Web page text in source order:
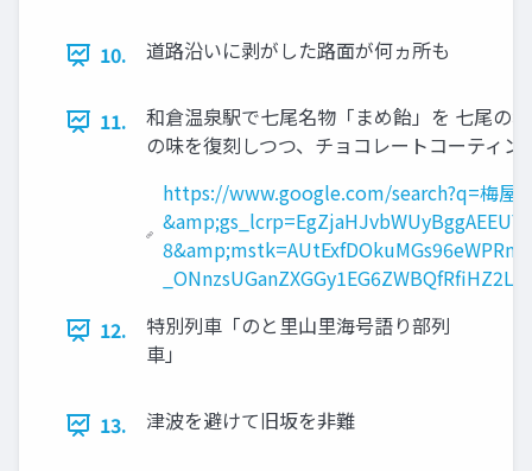
10. 道路沿いに剥がした路面が何ヵ所も
11.
和倉温泉駅で七尾名物「まめ飴」を 七尾の
の味を復刻しつつ、チョコレートコーティ
https://www.google.com/search?q=梅屋
12.
特別列車「のと里山里海号語り部列
車」
13. 津波を避けて旧坂を非難